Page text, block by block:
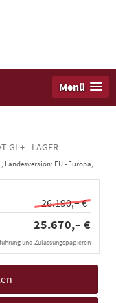
Menü
GL+ - LAGER
, Landesversion: EU - Europa,
26.190,– €
25.670,– €
und Zulassungspapieren